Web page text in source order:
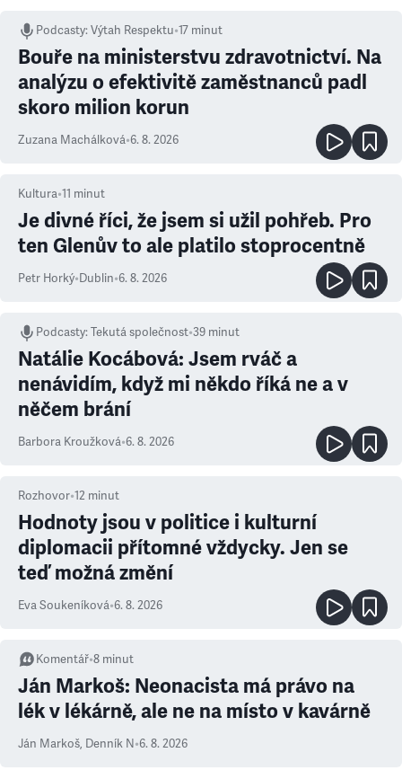
Podcasty:Výtah Respektu•17 minut
Bouře na ministerstvu zdravotnictví. Na
analýzu o efektivitě zaměstnanců padl
skoro milion korun
Zuzana Machálková•6. 8. 2026
Kultura•11 minut
Je divné říci, že jsem si užil pohřeb. Pro
ten Glenův to ale platilo stoprocentně
Petr Horký•Dublin•6. 8. 2026
Podcasty:Tekutá společnost•39 minut
Natálie Kocábová: Jsem rváč a
nenávidím, když mi někdo říká ne a v
něčem brání
Barbora Kroužková•6. 8. 2026
Rozhovor•12 minut
Hodnoty jsou v politice i kulturní
diplomacii přítomné vždycky. Jen se
teď možná změní
Eva Soukeníková•6. 8. 2026
Komentář•8 minut
Ján Markoš: Neonacista má právo na
lék v lékárně, ale ne na místo v kavárně
Ján Markoš, Denník N•6. 8. 2026